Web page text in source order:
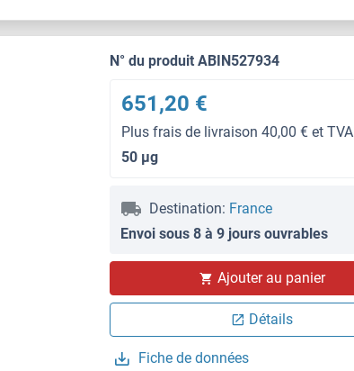
N° du produit ABIN527934
651,20 €
Plus frais de livraison 40,00 € et TVA
50 μg
Destination: France
Envoi sous 8 à 9 jours ouvrables
Ajouter au panier
Détails
Fiche de données